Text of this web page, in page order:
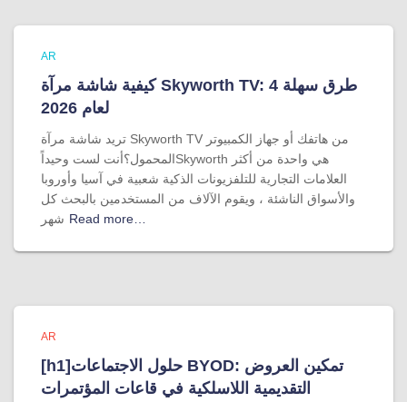
AR
كيفية شاشة مرآة Skyworth TV: 4 طرق سهلة
لعام 2026
تريد شاشة مرآة Skyworth TV من هاتفك أو جهاز الكمبيوتر
المحمول؟أنت لست وحيداًSkyworth هي واحدة من أكثر
العلامات التجارية للتلفزيونات الذكية شعبية في آسيا وأوروبا
والأسواق الناشئة ، ويقوم الآلاف من المستخدمين بالبحث كل
شهر Read more…
AR
[h1]حلول الاجتماعات BYOD: تمكين العروض
التقديمية اللاسلكية في قاعات المؤتمرات